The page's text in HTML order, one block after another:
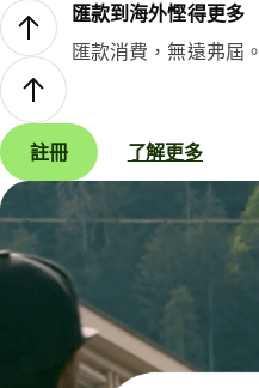
匯款到海外慳得更多
匯款消費，無遠弗屆。
註冊 了解更多